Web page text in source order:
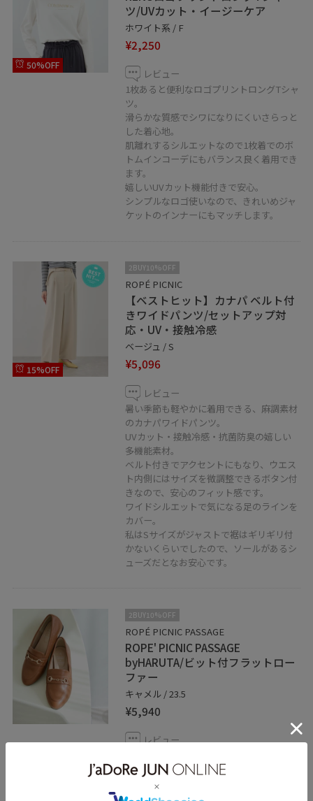
50%OFF
ツ/UVカット・イージーケア
ホワイト系 / F
¥2,250
レビュー
1枚あると便利なロゴプリントロングTシャ
ツ。
滑らかな質感でシワになりにくいさらっと
した着心地。
肌離れするシルエットなので1枚着でのボ
トムインコーデにもバランス良く着用でき
ます。
嬉しいUVカット機能付きで安心。
シンプルなロゴ使いなので、きれいめジャ
ケットのインナーにもマッチします。
15%OFF
2BUY10%OFF
ROPÉ PICNIC
【ベストヒット】カナパ ベルト付
きワイドパンツ/セットアップ対
応・UV・接触冷感
ベージュ / S
¥5,096
レビュー
暑い季節も軽やかに着用できる、麻調素材
のカナパワイドパンツ。
UVカット・接触冷感・抗菌防臭の嬉しい
多機能素材。
ベルト付きでアクセントにもなり、ウエス
ト内側にはサイズを微調整できるボタン付
きなので、安心のフィット感です。
ワイドシルエットで気になる足のラインを
カバー。
私はSサイズがジャストで裾はギリギリ付
かないくらいでしたので、ソールがあるシ
ューズだとなお安心です。
2BUY10%OFF
ROPÉ PICNIC PASSAGE
ROPE' PICNIC PASSAGE
byHARUTA/ビット付フラットロー
ファー
キャメル / 23.5
¥5,940
レビュー
私は幅広＆甲高タイプで普段23.5〜24.0㎝
を履いていますが、こちらは柔らかく身幅
にゆとりがあり窮屈感がないので23.5㎝が